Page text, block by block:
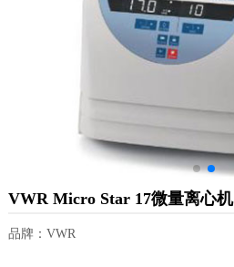
VWR Micro Star 17微量离心机
品牌：VWR